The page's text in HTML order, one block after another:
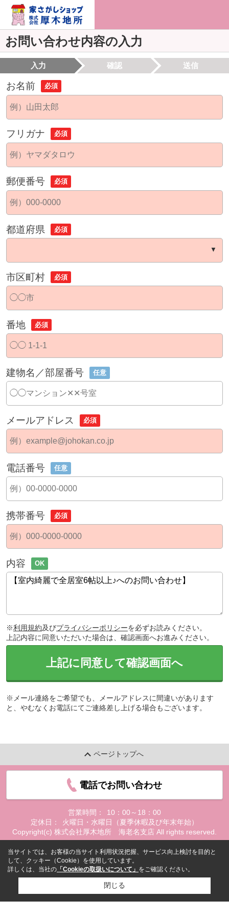
お問い合わせ内容の入力
入力 確認 送信
お名前 必須
フリガナ 必須
郵便番号 必須
都道府県 必須
市区町村 必須
番地 必須
建物名／部屋番号 任意
メールアドレス 必須
電話番号 任意
携帯番号 必須
内容 OK
※利用規約及びプライバシーポリシーを必ずお読みください。
上記内容に同意いただいた場合は、確認画面へお進みください。
上記に同意して確認画面へ
※メール連絡をご希望でも、メールアドレスに間違いがあります
と、やむなくお電話にてご連絡差し上げる場合もございます。
ページトップへ
電話でお問い合わせ
営業時間：
10：00～18：00
定休日：
火曜日・水曜日（夏季休暇及び年末年始）
Copyright(c) 株式会社厚木地所 海老名支店 All rights reserved.
当サイトでは、お客様の当サイト利用状況把握、サービス向上検討を目的と
して、クッキー（Cookie）を使用しています。
詳しくは、当社の 「Cookieの取扱いについて」 をご確認ください。
閉じる